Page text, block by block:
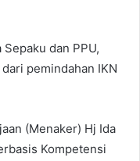
dan PPU,
pemindahan IKN
(Menaker) Hj Ida
Kompetensi